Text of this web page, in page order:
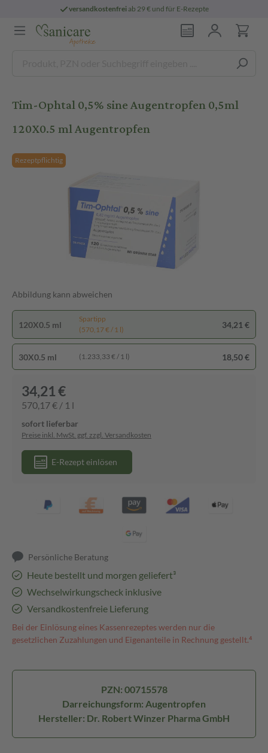
versandkostenfreiab 29 € und für E-Rezepte
Tim-Ophtal 0,5% sine Augentropfen 0,5ml
120X0.5 ml Augentropfen
Rezeptpflichtig
Abbildung kann abweichen
120X0.5 ml
Spartipp
(570,17 € / 1 l)
34,21 €
30X0.5 ml (1.233,33 € / 1 l) 18,50 €
34,21 €
570,17 € / 1 l
sofort lieferbar
Preise inkl. MwSt. ggf. zzgl. Versandkosten
E-Rezept einlösen
Persönliche Beratung
Heute bestellt und morgen geliefert³
Wechselwirkungscheck inklusive
Versandkostenfreie Lieferung
Bei der Einlösung eines Kassenrezeptes werden nur die
gesetzlichen Zuzahlungen und Eigenanteile in Rechnung gestellt.⁴
PZN: 00715578
Darreichungsform: Augentropfen
Hersteller: Dr. Robert Winzer Pharma GmbH